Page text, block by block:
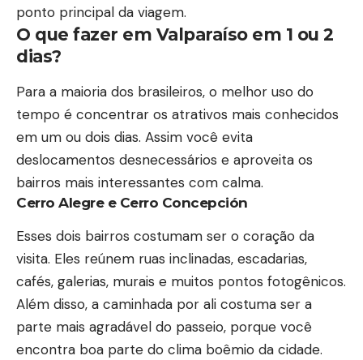
ponto principal da viagem.
O que fazer em Valparaíso em 1 ou 2
dias?
Para a maioria dos brasileiros, o melhor uso do
tempo é concentrar os atrativos mais conhecidos
em um ou dois dias. Assim você evita
deslocamentos desnecessários e aproveita os
bairros mais interessantes com calma.
Cerro Alegre e Cerro Concepción
Esses dois bairros costumam ser o coração da
visita. Eles reúnem ruas inclinadas, escadarias,
cafés, galerias, murais e muitos pontos fotogênicos.
Além disso, a caminhada por ali costuma ser a
parte mais agradável do passeio, porque você
encontra boa parte do clima boêmio da cidade.